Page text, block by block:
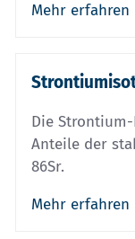
Mehr erfahren
Die
Anteile der
86Sr.
Mehr erfahren